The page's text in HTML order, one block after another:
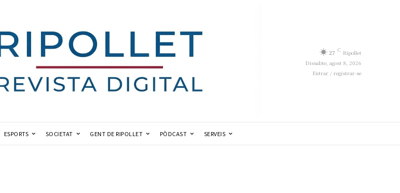
27 C Ripollet
Dissabte, agost 8, 2026
Entrar / registrar-se
ESPORTS SOCIETAT GENT DE RIPOLLET PÒDCAST SERVEIS